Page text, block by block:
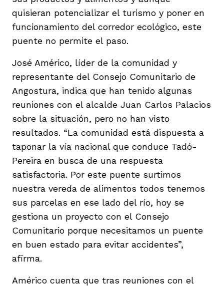
quisieran potencializar el turismo y poner en
funcionamiento del corredor ecológico, este
puente no permite el paso.
José Américo, líder de la comunidad y
representante del Consejo Comunitario de
Angostura, indica que han tenido algunas
reuniones con el alcalde Juan Carlos Palacios
sobre la situación, pero no han visto
resultados. “La comunidad está dispuesta a
taponar la vía nacional que conduce Tadó-
Pereira en busca de una respuesta
satisfactoria. Por este puente surtimos
nuestra vereda de alimentos todos tenemos
sus parcelas en ese lado del río, hoy se
gestiona un proyecto con el Consejo
Comunitario porque necesitamos un puente
en buen estado para evitar accidentes”,
afirma.
Américo cuenta que tras reuniones con el